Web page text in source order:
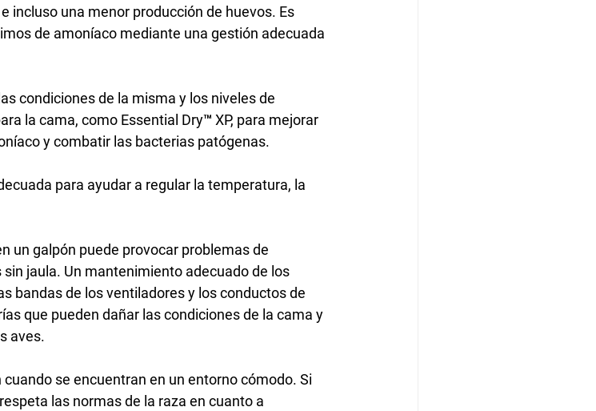
incluso una menor producción de huevos. Es
de amoníaco mediante una gestión adecuada
condiciones de la misma y los niveles de
la cama, como Essential Dry™ XP, para mejorar
y combatir las bacterias patógenas.
para ayudar a regular la temperatura, la
un galpón puede provocar problemas de
jaula. Un mantenimiento adecuado de los
bandas de los ventiladores y los conductos de
que pueden dañar las condiciones de la cama y
aves.
se encuentran en un entorno cómodo. Si
las normas de la raza en cuanto a